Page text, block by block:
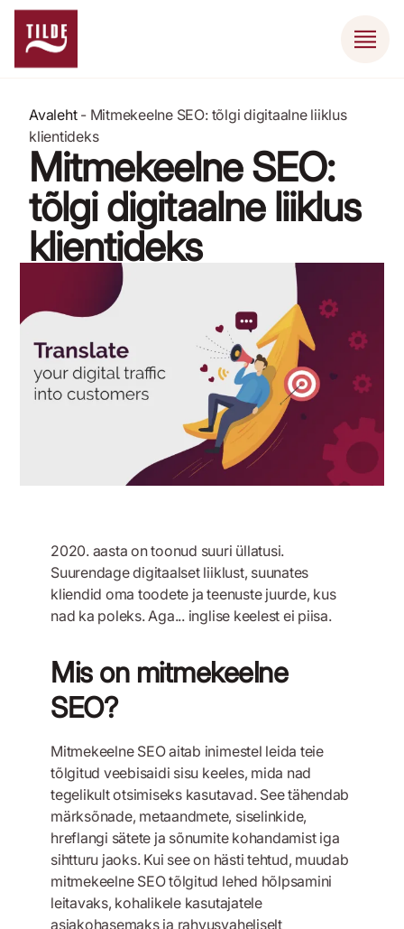
Avaleht- Mitmekeelne SEO: tõlgi digitaalne liiklus
klientideks
Mitmekeelne SEO:
tõlgi digitaalne liiklus
klientideks
2020. aasta on toonud suuri üllatusi.
Suurendage digitaalset liiklust, suunates
kliendid oma toodete ja teenuste juurde, kus
nad ka poleks. Aga... inglise keelest ei piisa.
Mis on mitmekeelne
SEO?
Mitmekeelne SEO aitab inimestel leida teie
tõlgitud veebisaidi sisu keeles, mida nad
tegelikult otsimiseks kasutavad. See tähendab
märksõnade, metaandmete, siselinkide,
hreflangi sätete ja sõnumite kohandamist iga
sihtturu jaoks. Kui see on hästi tehtud, muudab
mitmekeelne SEO tõlgitud lehed hõlpsamini
leitavaks, kohalikele kasutajatele
asjakohasemaks ja rahvusvaheliselt